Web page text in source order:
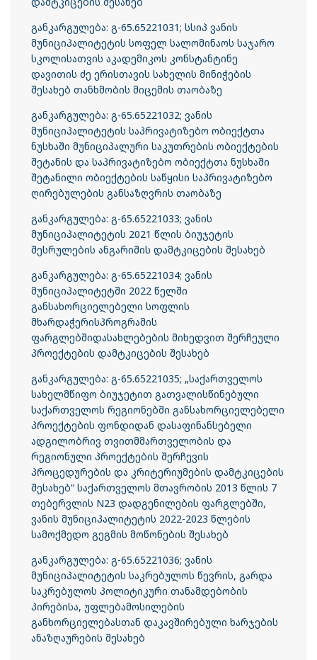
განკარგულება: გ-65.65221031; სსიპ ვანის
მუნიციპალიტეტის სოფელ სალომინაოს საჯარო
სკოლისათვის აკადემიკოს კონსტანტინე
დავითის ძე ერისთავის სახელის მინიჭების
შესახებ თანხმობის მიცემის თაობაზე
განკარგულება: გ-65.65221032; ვანის
მუნიციპალიტეტის საპრივატიზებო ობიექტთა
ნუსხაში მუნიციპალური საკუთრების ობიექტების
შეტანის და საპრივატიზებო ობიექტთა ნუსხაში
შეტანილი ობიექტების საწყისი საპრივატიზებო
ღირებულების განსაზღვრის თაობაზე
განკარგულება: გ-65.65221033; ვანის
მუნიციპალიტეტის 2021 წლის ბიუჯეტის
შესრულების ანგარიშის დამტკიცების შესახებ
განკარგულება: გ-65.65221034; ვანის
მუნიციპალიტეტში 2022 წელში
განსახორციელებელი სოფლის
მხარდაჭერისპროგრამის
ფარგლებშიდასახლებების მიხედვით შერჩეული
პროექტების დამტკიცების შესახებ
განკარგულება: გ-65.65221035; „საქართველოს
სახელმწიფო ბიუჯეტით გათვალისწინებული
საქართველოს რეგიონებში განსახორციელებელი
პროექტების ფონდიდან დასაფინანსებელი
ადგილობრივ თვითმმართველობის და
რეგიონული პროექტების შერჩევის
პროცედურების და კრიტერიუმების დამტკიცების
შესახებ“ საქართველოს მთავრობის 2013 წლის 7
თებერვლის N23 დადგენილების ფარგლებში,
ვანის მუნიციპალიტეტის 2022-2023 წლების
სამოქმედო გეგმის მოწონების შესახებ
განკარგულება: გ-65.65221036; ვანის
მუნიციპალიტეტის საკრებულოს წევრის, გარდა
საკრებულოს პოლიტიკური თანამდებობის
პირებისა, უფლებამოსილების
განხორციელებასთან დაკავშირებული ხარჯების
ანაზღაურების შესახებ